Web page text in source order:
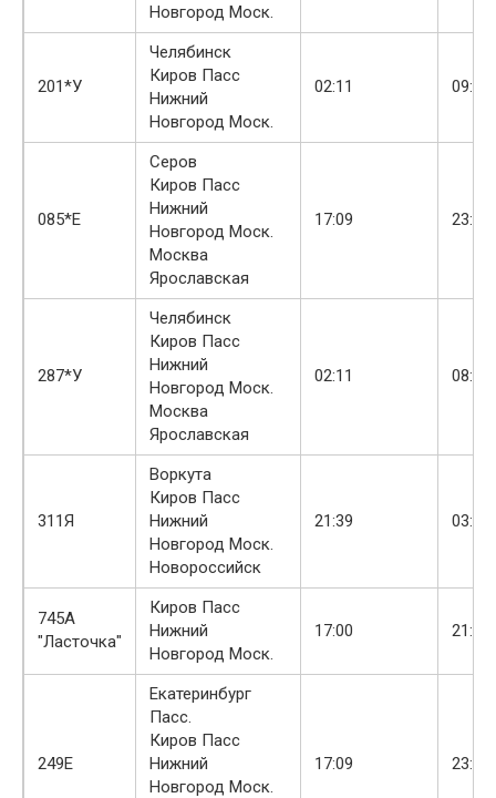
Новгород Моск.
201*У
Челябинск
Киров Пасс
Нижний
Новгород Моск.
02:11 09:04
085*Е
Серов
Киров Пасс
Нижний
Новгород Моск.
Москва
Ярославская
17:09 23:08
287*У
Челябинск
Киров Пасс
Нижний
Новгород Моск.
Москва
Ярославская
02:11 08:05
311Я
Воркута
Киров Пасс
Нижний
Новгород Моск.
Новороссийск
21:39 03:42
745А
"Ласточка"
Киров Пасс
Нижний
Новгород Моск.
17:00 21:54
249Е
Екатеринбург
Пасс.
Киров Пасс
Нижний
Новгород Моск.
17:09 23:02